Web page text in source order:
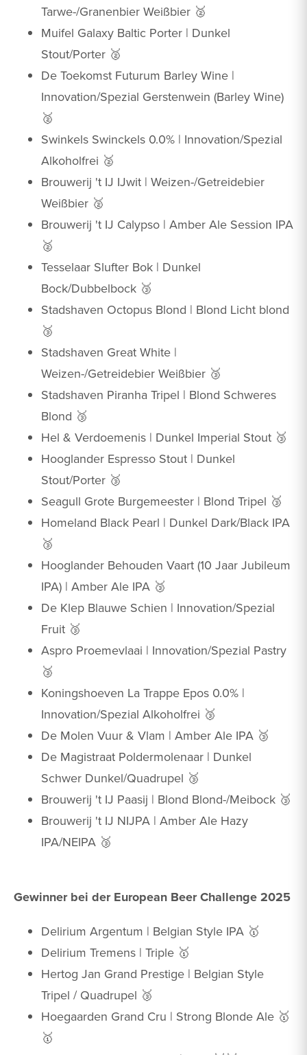
Tarwe-/Granenbier Weißbier 🥈
Muifel Galaxy Baltic Porter | Dunkel
Stout/Porter 🥈
De Toekomst Futurum Barley Wine |
Innovation/Spezial Gerstenwein (Barley Wine)
🥈
Swinkels Swinckels 0.0% | Innovation/Spezial
Alkoholfrei 🥈
Brouwerij 't IJ IJwit | Weizen-/Getreidebier
Weißbier 🥈
Brouwerij 't IJ Calypso | Amber Ale Session IPA
🥈
Tesselaar Slufter Bok | Dunkel
Bock/Dubbelbock 🥉
Stadshaven Octopus Blond | Blond Licht blond
🥉
Stadshaven Great White |
Weizen-/Getreidebier Weißbier 🥉
Stadshaven Piranha Tripel | Blond Schweres
Blond 🥉
Hel & Verdoemenis | Dunkel Imperial Stout 🥉
Hooglander Espresso Stout | Dunkel
Stout/Porter 🥉
Seagull Grote Burgemeester | Blond Tripel 🥉
Homeland Black Pearl | Dunkel Dark/Black IPA
🥉
Hooglander Behouden Vaart (10 Jaar Jubileum
IPA) | Amber Ale IPA 🥉
De Klep Blauwe Schien | Innovation/Spezial
Fruit 🥉
Aspro Proemevlaai | Innovation/Spezial Pastry
🥉
Koningshoeven La Trappe Epos 0.0% |
Innovation/Spezial Alkoholfrei 🥉
De Molen Vuur & Vlam | Amber Ale IPA 🥉
De Magistraat Poldermolenaar | Dunkel
Schwer Dunkel/Quadrupel 🥉
Brouwerij 't IJ Paasij | Blond Blond-/Meibock 🥉
Brouwerij 't IJ NIJPA | Amber Ale Hazy
IPA/NEIPA 🥉
Gewinner bei der European Beer Challenge 2025
Delirium Argentum | Belgian Style IPA 🥇
Delirium Tremens | Triple 🥇
Hertog Jan Grand Prestige | Belgian Style
Tripel / Quadrupel 🥉
Hoegaarden Grand Cru | Strong Blonde Ale 🥇
🥇